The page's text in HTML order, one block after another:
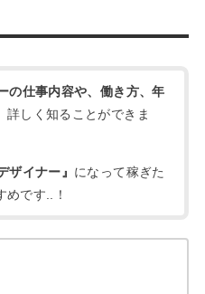
の仕事内容や、働き方、年
詳しく知ることができま
ザイナー』 になって稼ぎた
めです..！